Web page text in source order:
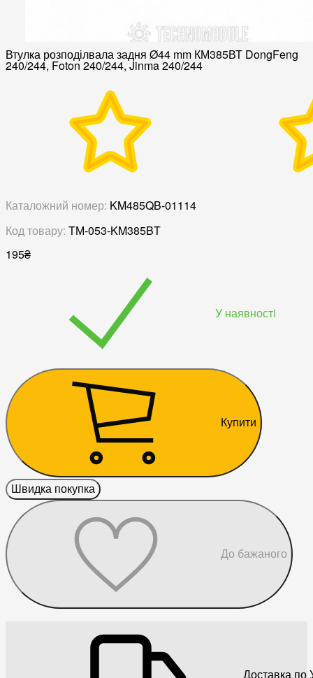
Втулка розподілвала задня Ø44 mm КМ385ВТ DongFeng
240/244, Foton 240/244, Jinma 240/244
Каталожний номер: KM485QB-01114
Код товару: TМ-053-KM385BT
195₴
У наявностi
Купити
Швидка покупка
До бажаного
Доставка по